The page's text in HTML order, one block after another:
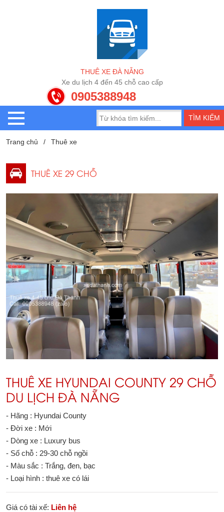
THUÊ XE ĐÀ NẴNG
Xe du lịch 4 đến 45 chỗ cao cấp
0905388948
Trang chủ Thuê xe
THUÊ XE 29 CHỖ
THUÊ XE HYUNDAI COUNTY 29 CHỖ
DU LỊCH ĐÀ NẴNG
- Hãng : Hyundai County
- Đời xe : Mới
- Dòng xe : Luxury bus
- Số chỗ : 29-30 chỗ ngồi
- Màu sắc : Trắng, đen, bạc
- Loại hình : thuê xe có lái
Giá có tài xế: Liên hệ